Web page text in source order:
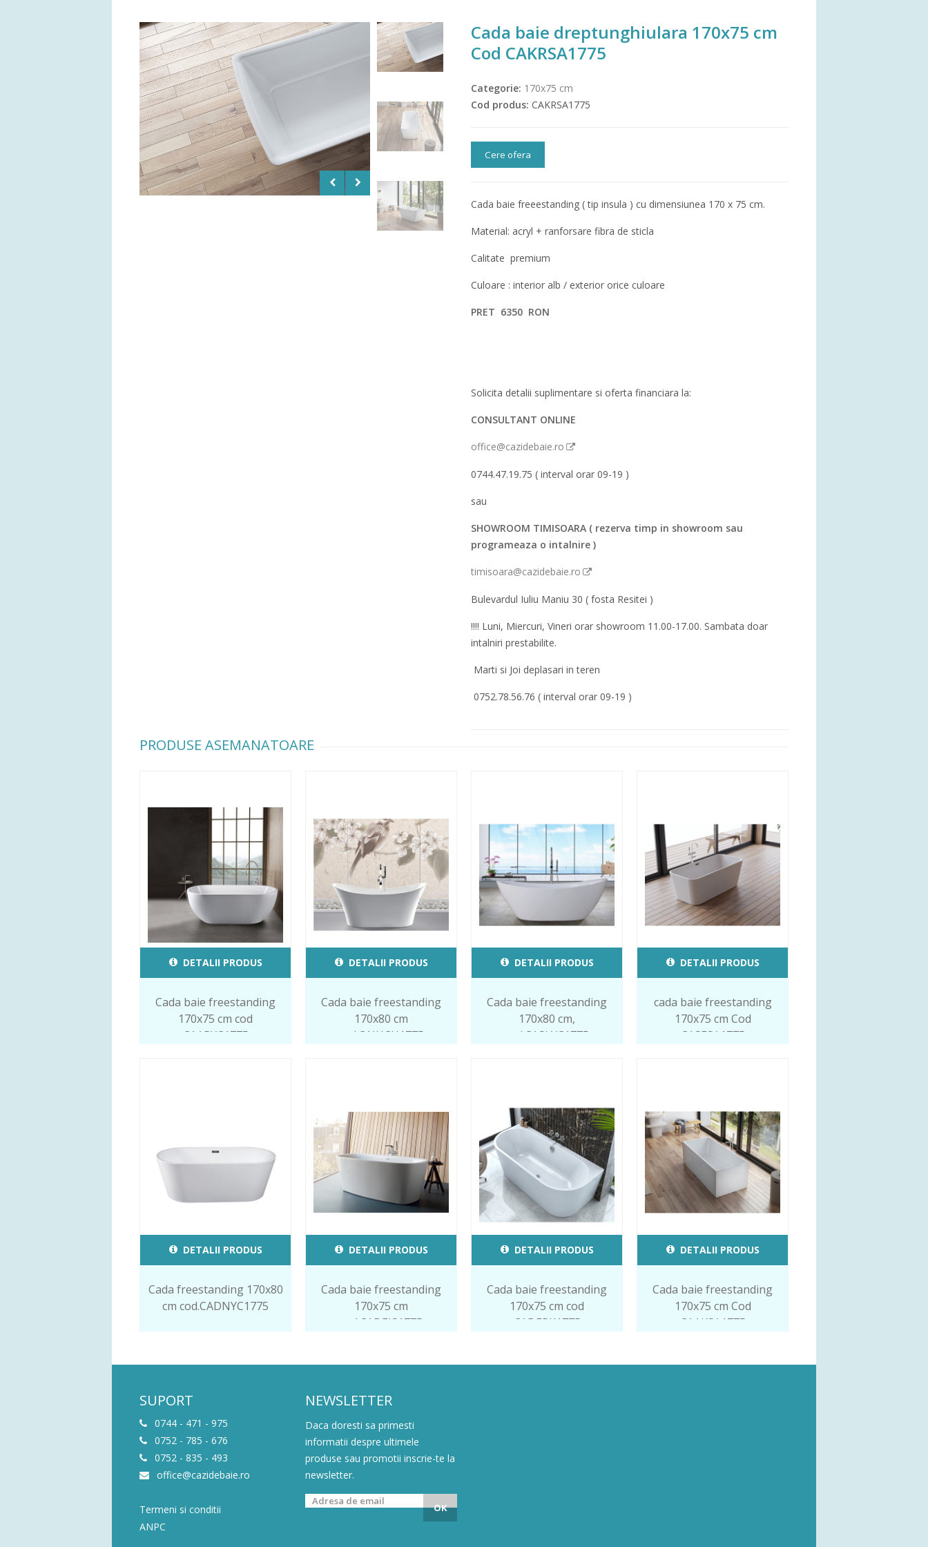
Cada baie dreptunghiulara 170x75 cm
Cod CAKRSA1775
Categorie: 170x75 cm
Cod produs: CAKRSA1775
Cere ofera
Cada baie freeestanding ( tip insula ) cu dimensiunea 170 x 75 cm.
Material: acryl + ranforsare fibra de sticla
Calitate premium
Culoare : interior alb / exterior orice culoare
PRET 6350 RON
Solicita detalii suplimentare si oferta financiara la:
CONSULTANT ONLINE
office@cazidebaie.ro
0744.47.19.75 ( interval orar 09-19 )
sau
SHOWROOM TIMISOARA ( rezerva timp in showroom sau
programeaza o intalnire )
timisoara@cazidebaie.ro
Bulevardul Iuliu Maniu 30 ( fosta Resitei )
!!!! Luni, Miercuri, Vineri orar showroom 11.00-17.00. Sambata doar
intalniri prestabilite.
Marti si Joi deplasari in teren
0752.78.56.76 ( interval orar 09-19 )
PRODUSE ASEMANATOARE
DETALII PRODUS
Cada baie freestanding
170x75 cm cod
CAARYC1775
DETALII PRODUS
Cada baie freestanding
170x80 cm
cod.CAJUCH1775
DETALII PRODUS
Cada baie freestanding
170x80 cm,
cod.CASLYC1775
DETALII PRODUS
cada baie freestanding
170x75 cm Cod
CASESA1775
DETALII PRODUS
Cada freestanding 170x80
cm cod.CADNYC1775
DETALII PRODUS
Cada baie freestanding
170x75 cm
cod.CADEIS1775
DETALII PRODUS
Cada baie freestanding
170x75 cm cod
CADEPK1775
DETALII PRODUS
Cada baie freestanding
170x75 cm Cod
CAAKSA1775
SUPORT
0744 - 471 - 975
0752 - 785 - 676
0752 - 835 - 493
office@cazidebaie.ro
Termeni si conditii
ANPC
NEWSLETTER
Daca doresti sa primesti
informatii despre ultimele
produse sau promotii inscrie-te la
newsletter.
OK